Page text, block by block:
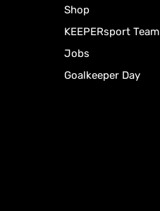
Shop
KEEPERsport Team
Jobs
Goalkeeper Day